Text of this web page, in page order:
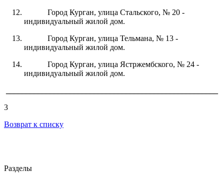
Город Курган, улица Стальского, № 20 -
индивидуальный жилой дом.
Город Курган, улица Тельмана, № 13 -
индивидуальный жилой дом.
Город Курган, улица Ястржембского, № 24 -
индивидуальный жилой дом.
3
Возврат к списку
Разделы